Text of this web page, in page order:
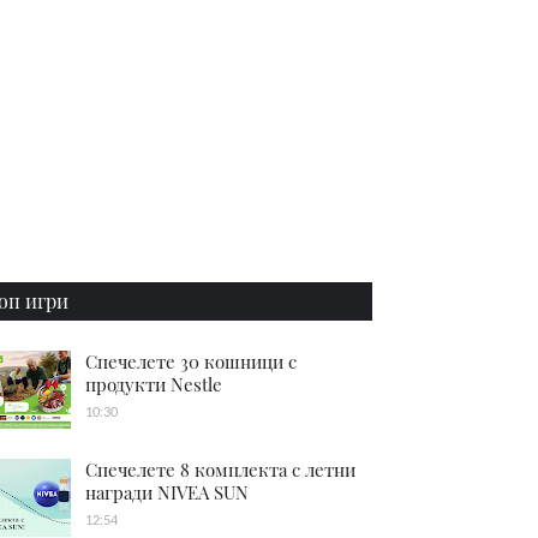
игри
Спечелете 30 кошници с
продукти Nestle
10:30
Спечелете 8 комплекта с летни
награди NIVEA SUN
12:54